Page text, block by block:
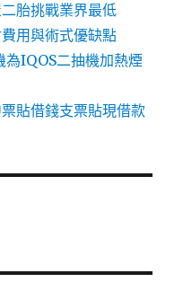
胎挑戰業界最低
用與術式優缺點
IQOS二抽機加熱煙
貼借錢支票貼現借款